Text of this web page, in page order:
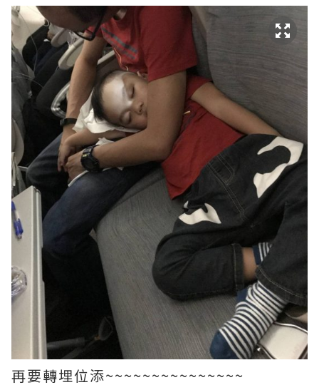
再要轉埋位添~~~~~~~~~~~~~~~